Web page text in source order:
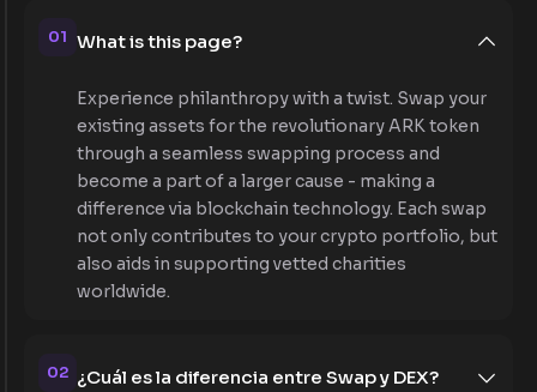
01 What is this page?
Experience philanthropy with a twist. Swap your
existing assets for the revolutionary ARK token
through a seamless swapping process and
become a part of a larger cause - making a
difference via blockchain technology. Each swap
not only contributes to your crypto portfolio, but
also aids in supporting vetted charities
worldwide.
02 ¿Cuál es la diferencia entre Swap y DEX?